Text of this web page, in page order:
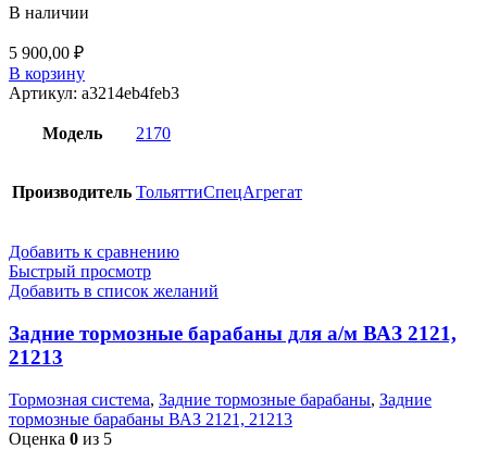
В наличии
5 900,00 ₽
В корзину
Артикул: a3214eb4feb3
Модель 2170
Производитель ТольяттиСпецАгрегат
Добавить к сравнению
Быстрый просмотр
Добавить в список желаний
Задние тормозные барабаны для а/м ВАЗ 2121,
21213
Тормозная система, Задние тормозные барабаны, Задние
тормозные барабаны ВАЗ 2121, 21213
Оценка 0 из 5